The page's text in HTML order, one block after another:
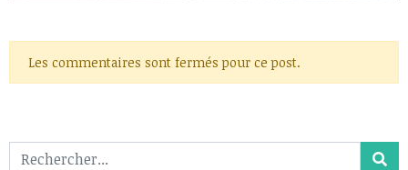
Les commentaires sont fermés pour ce post.